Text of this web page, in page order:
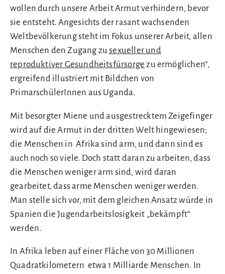
wollen durch unsere Arbeit Armut verhindern, bevor
sie entsteht. Angesichts der rasant wachsenden
Weltbevölkerung steht im Fokus unserer Arbeit, allen
Menschen den Zugang zusexueller und
reproduktiver Gesundheitsfürsorge zu ermöglichen“,
ergreifend illustriert mit Bildchen von
PrimarschülerInnen aus Uganda.
Mit besorgter Miene und ausgestrecktem Zeigefinger
wird auf die Armut in der dritten Welt hingewiesen;
die Menschen in Afrika sind arm, und dann sind es
auch noch so viele. Doch statt daran zu arbeiten, dass
die Menschen weniger arm sind, wird daran
gearbeitet, dass arme Menschen weniger werden.
Man stelle sich vor, mit dem gleichen Ansatz würde in
Spanien die Jugendarbeitslosigkeit „bekämpft“
werden.
In Afrika leben auf einer Fläche von 30 Millionen
Quadratkilometern etwa 1 Milliarde Menschen. In